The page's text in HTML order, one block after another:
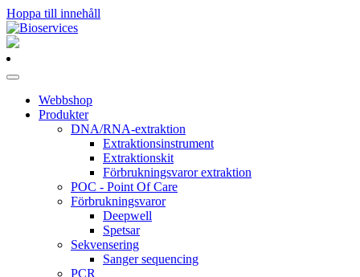
Hoppa till innehåll
Huvudnavigering
Webbshop
Produkter
DNA/RNA-extraktion
Extraktionsinstrument
Extraktionskit
Förbrukningsvaror extraktion
POC - Point Of Care
Förbrukningsvaror
Deepwell
Spetsar
Sekvensering
Sanger sequencing
PCR